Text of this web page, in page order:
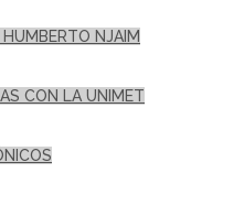
NJAIM
CON LA UNIMET